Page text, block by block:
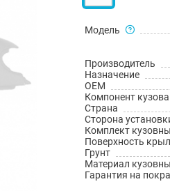
Модель
Производитель
Назначение
OEM
Компонент кузова
Страна
Сторона
Комплект
Поверхность
Грунт
Материал
Гарантия на